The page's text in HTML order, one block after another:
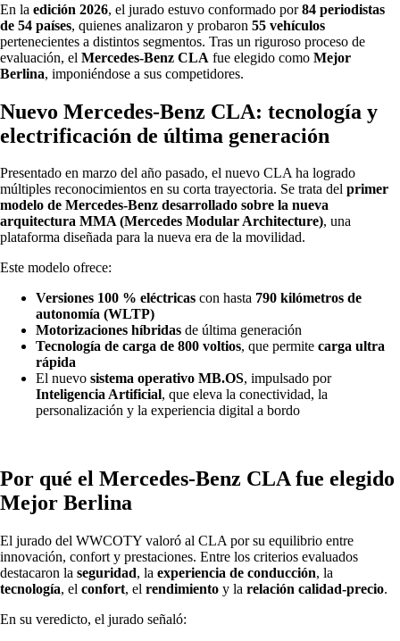
En la edición 2026, el jurado estuvo conformado por84 periodistas
de 54 países, quienes analizaron y probaron 55 vehículos
pertenecientes a distintos segmentos. Tras un riguroso proceso de
evaluación, el Mercedes-Benz CLA fue elegido como Mejor
Berlina, imponiéndose a sus competidores.
Nuevo Mercedes-Benz CLA: tecnología y
electrificación de última generación
Presentado en marzo del año pasado, el nuevo CLA ha logrado
múltiples reconocimientos en su corta trayectoria. Se trata del primer
modelo de Mercedes-Benz desarrollado sobre la nueva
arquitectura MMA (Mercedes Modular Architecture), una
plataforma diseñada para la nueva era de la movilidad.
Este modelo ofrece:
Versiones 100 % eléctricas con hasta 790 kilómetros de
autonomía (WLTP)
Motorizaciones híbridas de última generación
Tecnología de carga de 800 voltios, que permite carga ultra
rápida
El nuevo sistema operativo MB.OS, impulsado por
Inteligencia Artificial, que eleva la conectividad, la
personalización y la experiencia digital a bordo
Por qué el Mercedes-Benz CLA fue elegido
Mejor Berlina
El jurado del WWCOTY valoró al CLA por su equilibrio entre
innovación, confort y prestaciones. Entre los criterios evaluados
destacaron la seguridad, la experiencia de conducción, la
tecnología, el confort, el rendimiento y la relación calidad-precio.
En su veredicto, el jurado señaló: